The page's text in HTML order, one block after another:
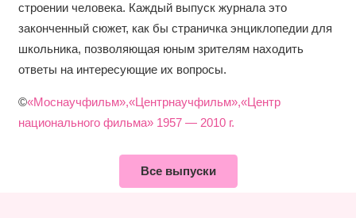
строении человека. Каждый выпуск журнала это
законченный сюжет, как бы страничка энциклопедии для
школьника, позволяющая юным зрителям находить
ответы на интересующие их вопросы.
©«Моснаучфильм»,«Центрнаучфильм»,«Центр
национального фильма» 1957 — 2010 г.
Все выпуски